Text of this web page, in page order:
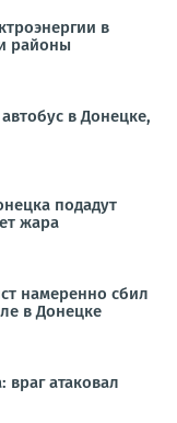
в
районы
в Донецке,
подадут
жара
намеренно сбил
в Донецке
враг атаковал